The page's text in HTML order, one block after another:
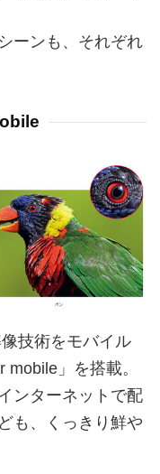
ーンも、それぞれ
技術をモバイル
」を搭載。
ンターネットで配
も、くっきり鮮や